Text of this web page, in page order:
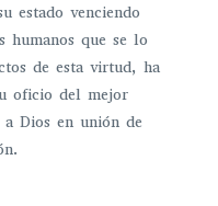
estado venciendo
humanos que se lo
de esta virtud, ha
oficio del mejor
Dios en unión de